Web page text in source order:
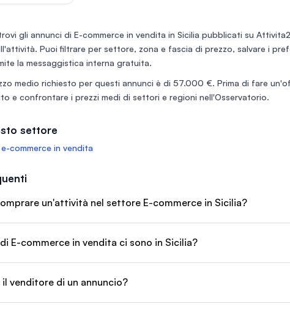
qualità e
(olio,
molto altro).
autentico
Italia (e oltr
gli annunci di E-commerce in vendita in Sicilia pubblicati su
Puoi filtrare per settore, zona e fascia di prezzo, salvare i
la messaggistica interna gratuita.
medio richiesto per questi annunci è di 57.000 €. Prima di fare
e confrontare i prezzi medi di settori e regioni nell'Osservatorio.
settore
commerce in vendita
un'attività nel settore E-commerce in Sicilia?
E-commerce in vendita ci sono in Sicilia?
venditore di un annuncio?